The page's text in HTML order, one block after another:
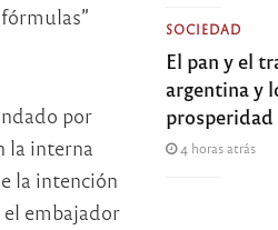
por
la interna
la intención
el embajador
SOCIEDAD
El pan y el
argentina y
prosperidad
4 horas atrás